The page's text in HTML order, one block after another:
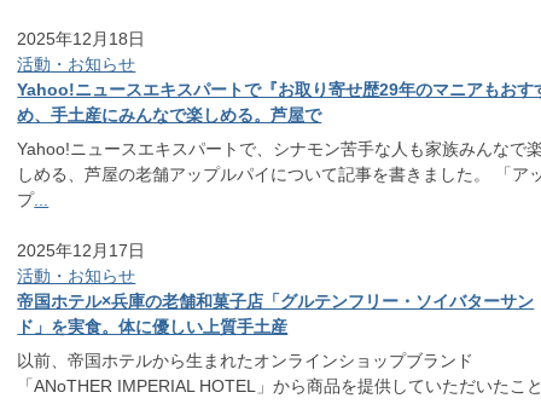
2025年12月18日
活動・お知らせ
Yahoo!ニュースエキスパートで『お取り寄せ歴29年のマニアもおす
め、手土産にみんなで楽しめる。芦屋で
Yahoo!ニュースエキスパートで、シナモン苦手な人も家族みんなで
しめる、芦屋の老舗アップルパイについて記事を書きました。 「ア
プ...
2025年12月17日
活動・お知らせ
帝国ホテル×兵庫の老舗和菓子店「グルテンフリー・ソイバターサン
ド」を実食。体に優しい上質手土産
以前、帝国ホテルから生まれたオンラインショップブランド
「ANoTHER IMPERIAL HOTEL」から商品を提供していただいたこ